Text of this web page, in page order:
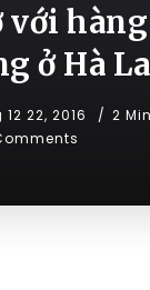
ở Hà
22, 2016
2